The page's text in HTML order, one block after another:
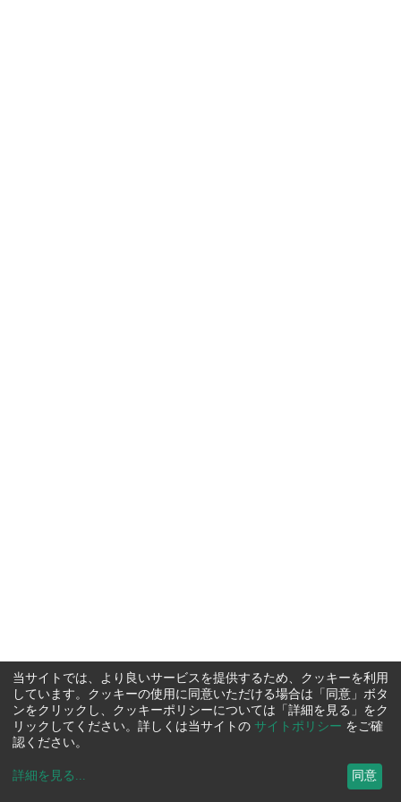
当サイトでは、より良いサービスを提供するため、クッキーを利用
しています。クッキーの使用に同意いただける場合は「同意」ボタ
ンをクリックし、クッキーポリシーについては「詳細を見る」をク
リックしてください。詳しくは当サイトの サイトポリシー をご確
認ください。
詳細を見る ... 同意